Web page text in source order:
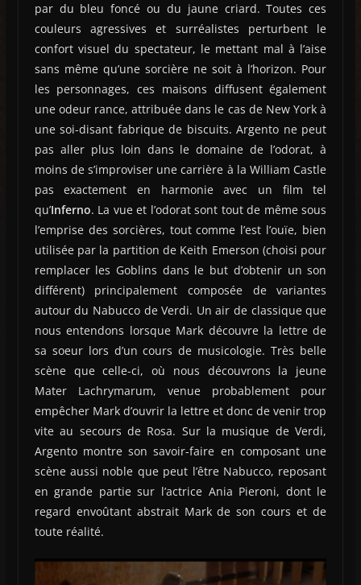
par du bleu foncé ou du jaune criard. Toutes ces
couleurs agressives et surréalistes perturbent le
confort visuel du spectateur, le mettant mal à l’aise
sans même qu’une sorcière ne soit à l’horizon. Pour
les personnages, ces maisons diffusent également
une odeur rance, attribuée dans le cas de New York à
une soi-disant fabrique de biscuits. Argento ne peut
pas aller plus loin dans le domaine de l’odorat, à
moins de s’improviser une carrière à la William Castle
pas exactement en harmonie avec un film tel
qu’Inferno. La vue et l’odorat sont tout de même sous
l’emprise des sorcières, tout comme l’est l’ouïe, bien
utilisée par la partition de Keith Emerson (choisi pour
remplacer les Goblins dans le but d’obtenir un son
différent) principalement composée de variantes
autour du Nabucco de Verdi. Un air de classique que
nous entendons lorsque Mark découvre la lettre de
sa soeur lors d’un cours de musicologie. Très belle
scène que celle-ci, où nous découvrons la jeune
Mater Lachrymarum, venue probablement pour
empêcher Mark d’ouvrir la lettre et donc de venir trop
vite au secours de Rosa. Sur la musique de Verdi,
Argento montre son savoir-faire en composant une
scène aussi noble que peut l’être Nabucco, reposant
en grande partie sur l’actrice Ania Pieroni, dont le
regard envoûtant abstrait Mark de son cours et de
toute réalité.